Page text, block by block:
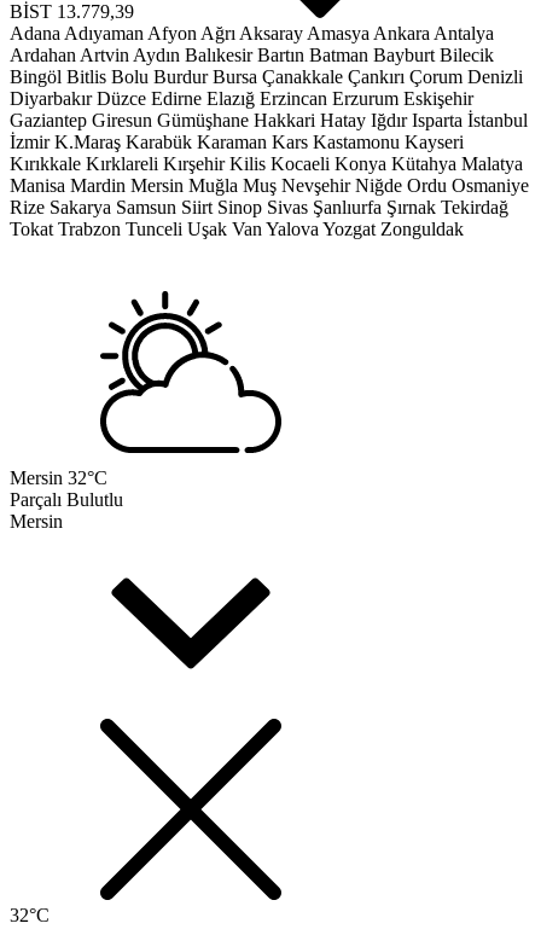
BİST 13.779,39
Adana Adıyaman Afyon Ağrı Aksaray Amasya Ankara Antalya
Ardahan Artvin Aydın Balıkesir Bartın Batman Bayburt Bilecik
Bingöl Bitlis Bolu Burdur Bursa Çanakkale Çankırı Çorum Denizli
Diyarbakır Düzce Edirne Elazığ Erzincan Erzurum Eskişehir
Gaziantep Giresun Gümüşhane Hakkari Hatay Iğdır Isparta İstanbul
İzmir K.Maraş Karabük Karaman Kars Kastamonu Kayseri
Kırıkkale Kırklareli Kırşehir Kilis Kocaeli Konya Kütahya Malatya
Manisa Mardin Mersin Muğla Muş Nevşehir Niğde Ordu Osmaniye
Rize Sakarya Samsun Siirt Sinop Sivas Şanlıurfa Şırnak Tekirdağ
Tokat Trabzon Tunceli Uşak Van Yalova Yozgat Zonguldak
Mersin 32°C
Parçalı Bulutlu
Mersin
32°C